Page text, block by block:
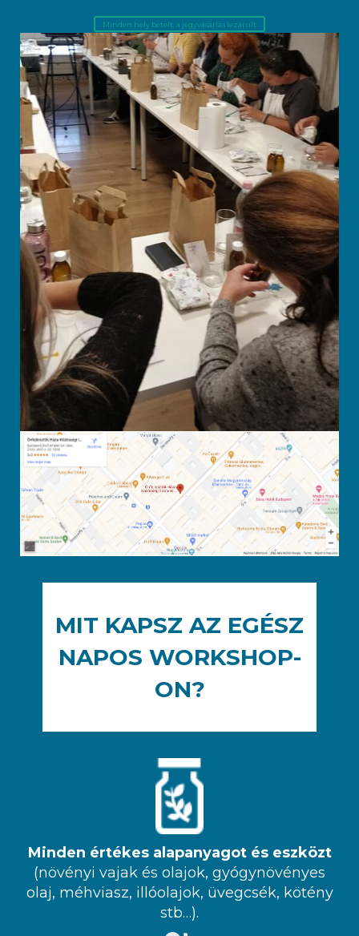
Minden hely betelt, a jegyvásárlás lezárult
MIT KAPSZ AZ EGÉSZ
NAPOS WORKSHOP-
ON?
Minden értékes alapanyagot és eszközt
(növényi vajak és olajok, gyógynövényes
olaj, méhviasz, illóolajok, üvegcsék, kötény
stb…).